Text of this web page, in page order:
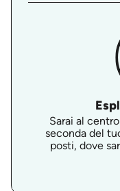
Sarai al
seconda del
posti, dove